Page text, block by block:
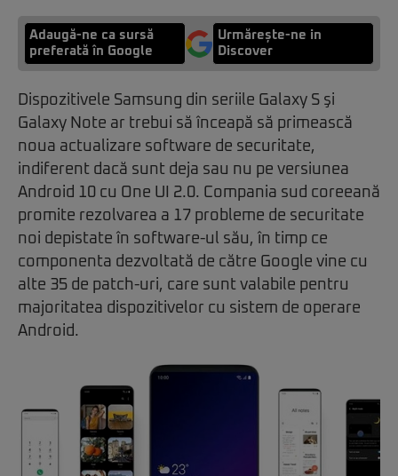
Adaugă-ne ca sursă
preferată în Google
Urmărește-ne in
Discover
Dispozitivele Samsung din seriile Galaxy S şi
Galaxy Note ar trebui să înceapă să primească
noua actualizare software de securitate,
indiferent dacă sunt deja sau nu pe versiunea
Android 10 cu One UI 2.0. Compania sud coreeană
promite rezolvarea a 17 probleme de securitate
noi depistate în software-ul său, în timp ce
componenta dezvoltată de către Google vine cu
alte 35 de patch-uri, care sunt valabile pentru
majoritatea dispozitivelor cu sistem de operare
Android.